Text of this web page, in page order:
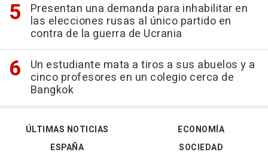
Presentan una demanda para inhabilitar en
las elecciones rusas al único partido en
contra de la guerra de Ucrania
Un estudiante mata a tiros a sus abuelos y a
cinco profesores en un colegio cerca de
Bangkok
ÚLTIMAS NOTICIAS
ESPAÑA
ECONOMÍA
SOCIEDAD